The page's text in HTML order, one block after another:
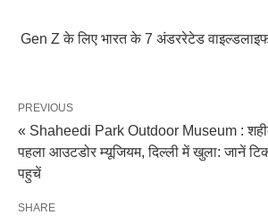
Gen Z के लिए भारत के 7 अंडररेटेड
PREVIOUS
« Shaheedi Park Outdoor Museum :
पहला आउटडोर म्यूजियम, दिल्ली में खुला: जानें
पहुचें
SHARE